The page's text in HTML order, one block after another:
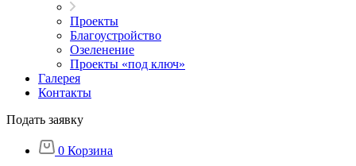
Проекты
Благоустройство
Озеленение
Проекты «под ключ»
Галерея
Контакты
Подать заявку
0 Корзина